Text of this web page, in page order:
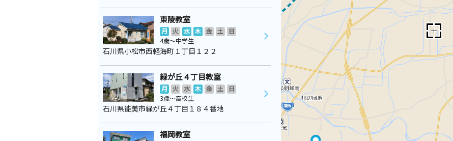
東陵教室
月 火 水 木 金 土
日
4歳～中学生
石川県小松市西軽海町１丁目１２２
緑が丘４丁目教室
月 火 水 木 金 土
日
3歳～高校生
石川県能美市緑が丘４丁目１８４番地
福岡教室